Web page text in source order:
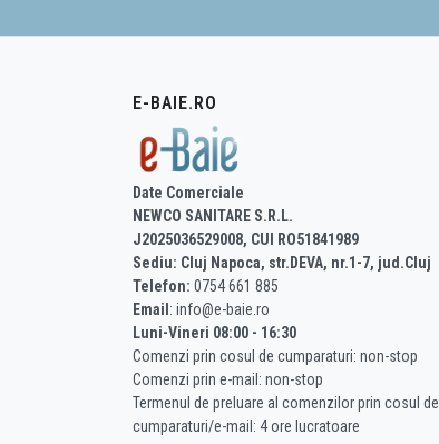
E-BAIE.RO
Date Comerciale
NEWCO SANITARE S.R.L.
J2025036529008, CUI RO51841989
Sediu: Cluj Napoca, str.DEVA, nr.1-7, jud.Cluj
Telefon: 0754 661 885
Email : info@e-baie.ro
Luni-Vineri 08:00 - 16:30
Comenzi prin cosul de cumparaturi: non-stop
Comenzi prin e-mail: non-stop
Termenul de preluare al comenzilor prin cosul de
cumparaturi/e-mail: 4 ore lucratoare